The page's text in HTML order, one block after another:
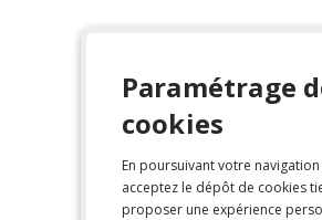
Paramétrage
cookies
En poursuivant votre
acceptez le dépôt de cookies
proposer une expérience